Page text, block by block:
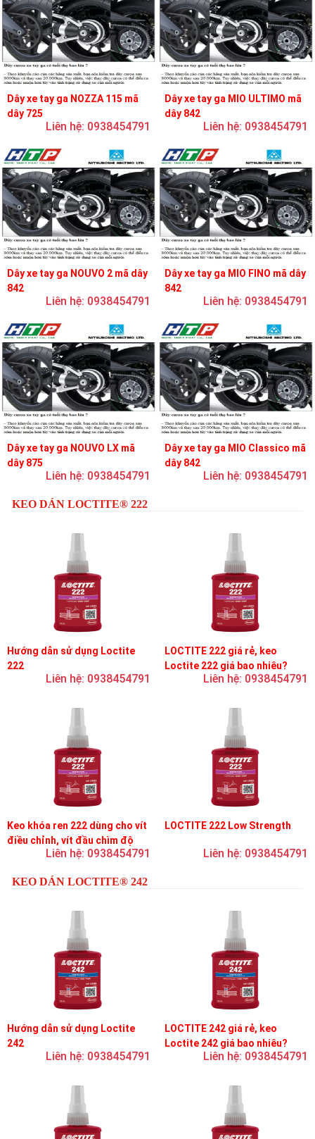
Dây xe tay ga NOZZA 115 mã
dây 725
Liên hệ: 0938454791
Dây xe tay ga MIO ULTIMO mã
dây 842
Liên hệ: 0938454791
Dây xe tay ga NOUVO 2 mã dây
842
Liên hệ: 0938454791
Dây xe tay ga MIO FINO mã dây
842
Liên hệ: 0938454791
Dây xe tay ga NOUVO LX mã
dây 875
Liên hệ: 0938454791
Dây xe tay ga MIO Classico mã
dây 842
Liên hệ: 0938454791
KEO DÁN LOCTITE® 222
Hướng dẫn sử dụng Loctite
222
Liên hệ: 0938454791
LOCTITE 222 giá rẻ, keo
Loctite 222 giá bao nhiêu?
Liên hệ: 0938454791
Keo khóa ren 222 dùng cho vít
điều chỉnh, vít đầu chìm độ
bền thấpLiên hệ: 0938454791
LOCTITE 222 Low Strength
Liên hệ: 0938454791
KEO DÁN LOCTITE® 242
Hướng dẫn sử dụng Loctite
242
Liên hệ: 0938454791
LOCTITE 242 giá rẻ, keo
Loctite 242 giá bao nhiêu?
Liên hệ: 0938454791